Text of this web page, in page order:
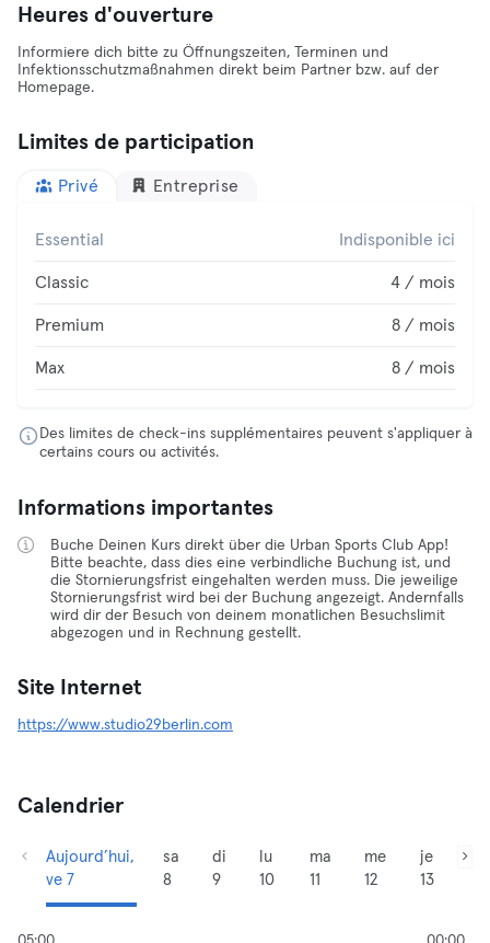
Heures d'ouverture
Informiere dich bitte zu Öffnungszeiten, Terminen und
Infektionsschutzmaßnahmen direkt beim Partner bzw. auf der
Homepage.
Limites de participation
Privé Entreprise
Essential Indisponible ici
Classic 4 / mois
Premium 8 / mois
Max 8 / mois
Des limites de check-ins supplémentaires peuvent s'appliquer à
certains cours ou activités.
Informations importantes
Buche Deinen Kurs direkt über die Urban Sports Club App!
Bitte beachte, dass dies eine verbindliche Buchung ist, und
die Stornierungsfrist eingehalten werden muss. Die jeweilige
Stornierungsfrist wird bei der Buchung angezeigt. Andernfalls
wird dir der Besuch von deinem monatlichen Besuchslimit
abgezogen und in Rechnung gestellt.
Site Internet
https://www.studio29berlin.com
Calendrier
Aujourd’hui,
ve 7
sa
8
di
9
lu
10
ma
11
me
12
je
13